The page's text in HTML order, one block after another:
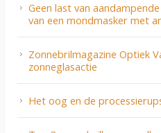
Geen last van
van een mondmasker met
Zonnebrilmagazine Optiek
zonneglasactie
Het oog en de